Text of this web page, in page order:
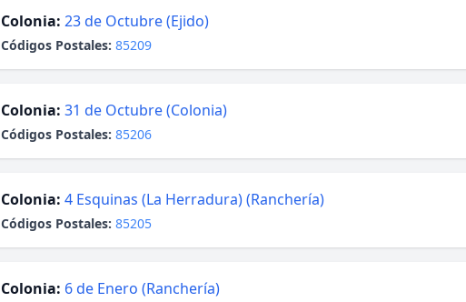
Colonia: 23 de Octubre (Ejido)
Códigos Postales: 85209
Colonia: 31 de Octubre (Colonia)
Códigos Postales: 85206
Colonia: 4 Esquinas (La Herradura) (Ranchería)
Códigos Postales: 85205
Colonia: 6 de Enero (Ranchería)